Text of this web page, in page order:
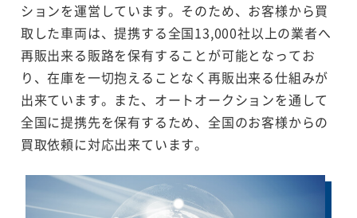
ションを運営しています。そのため、お客様から買
取した車両は、提携する全国13,000社以上の業者へ
再販出来る販路を保有することが可能となってお
り、在庫を一切抱えることなく再販出来る仕組みが
出来ています。また、オートオークションを通して
全国に提携先を保有するため、全国のお客様からの
買取依頼に対応出来ています。